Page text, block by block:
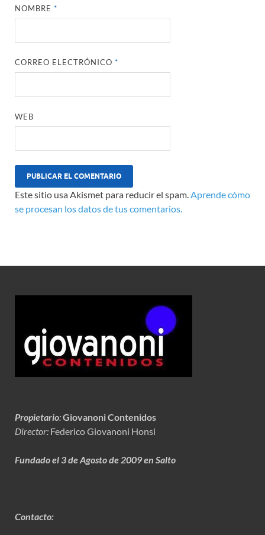
NOMBRE*
CORREO ELECTRÓNICO*
WEB
Este sitio usa Akismet para reducir el spam.Aprende cómo
se procesan los datos de tus comentarios.
Propietario:Giovanoni Contenidos
Director: Federico Giovanoni Honsi
Fundado el 3 de Agosto de 2009 en Salto
Contacto: